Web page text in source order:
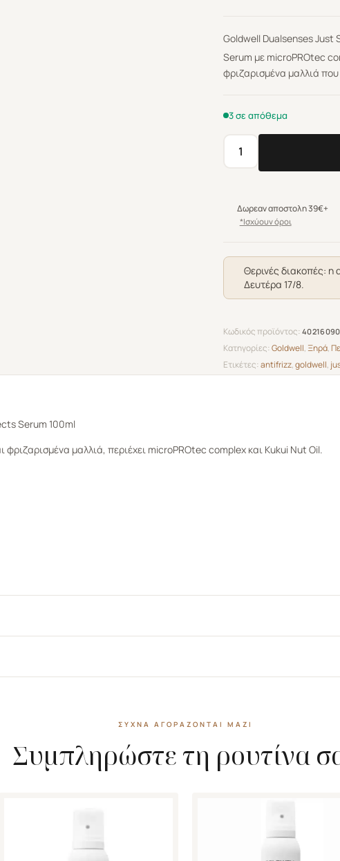
Goldwell Dualsenses Just
Serum με microPROtec
φριζαρισμένα μαλλιά
3 σε απόθεμα
Goldwell
Dualsenses
Smooth
Serum
100ml
ποσότητα
Δωρεαν αποστολη 39€+
*Ισχύουν όροι
Θερινές διακοπές: η
Δευτέρα 17/8.
Κωδικός προϊόντος:
Κατηγορίες:Goldwell,Ξηρά,
Ετικέτες:antifrizz,goldwell,
Serum 100ml
μαλλιά, περιέχει microPROtec complex και Kukui Nut Oil.
ΣΥΧΝΆ ΑΓΟΡΆΖΟΝΤΑΙ ΜΑΖΊ
Συμπληρώστε τη ρουτίνα